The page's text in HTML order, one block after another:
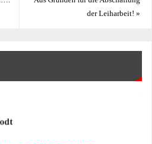
der Leiharbeit!»